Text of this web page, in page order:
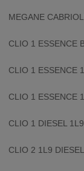
MEGANE
CLIO 1 ESSENCE
CLIO 1 ESSENCE
CLIO 1 ESSENCE
CLIO 1 DIESEL 1L9
CLIO 2 1L9